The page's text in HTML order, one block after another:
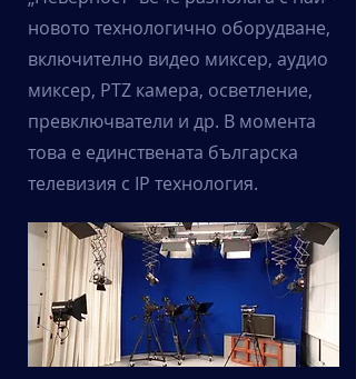
новото технологично оборудване,
включително видео миксер, аудио
миксер, PTZ камера, осветление,
превключватели и др. В момента
това е единствената българска
телевизия с IP технология.